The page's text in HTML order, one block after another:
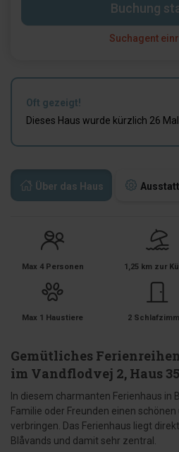
Über das Haus
Max 4 Personen 1,25 km zur
Max 1 Haustiere 2
Gemütliches
im Vandflodvej 2, Haus
In diesem charmanten Ferienhaus in
Familie oder Freunden einen
verbringen. Das Ferienhaus liegt
Blåvands und damit sehr zentral.
Buchung
Suchagent
Oft gezeigt!
Dieses Haus wurde kürzlich 26